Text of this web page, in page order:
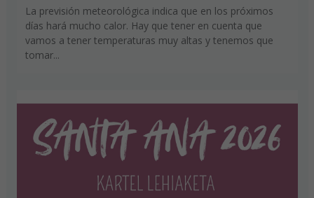
La previsión meteorológica indica que en los próximos
días hará mucho calor. Hay que tener en cuenta que
vamos a tener temperaturas muy altas y tenemos que
tomar...